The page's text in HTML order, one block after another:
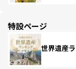
特設ページ
世界遺産